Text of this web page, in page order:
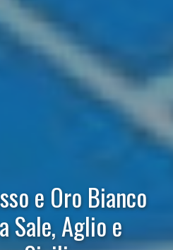
e Oro Bianco
Sale, Aglio e